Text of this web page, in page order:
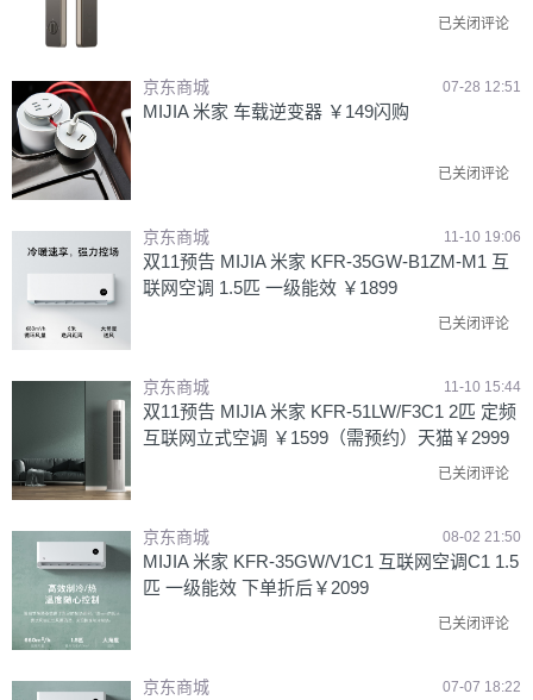
已关闭评论
京东商城 07-28 12:51
MIJIA 米家 车载逆变器 ￥149闪购
已关闭评论
京东商城 11-10 19:06
双11预告 MIJIA 米家 KFR-35GW-B1ZM-M1 互
联网空调 1.5匹 一级能效 ￥1899
已关闭评论
京东商城 11-10 15:44
双11预告 MIJIA 米家 KFR-51LW/F3C1 2匹 定频
互联网立式空调 ￥1599（需预约）天猫￥2999
已关闭评论
京东商城 08-02 21:50
MIJIA 米家 KFR-35GW/V1C1 互联网空调C1 1.5
匹 一级能效 下单折后￥2099
已关闭评论
京东商城 07-07 18:22